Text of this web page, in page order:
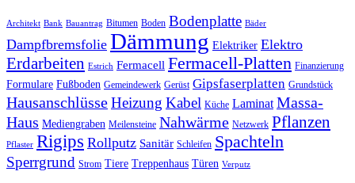
Architekt Bank Bauantrag Bitumen Boden Bodenplatte Bäder
Dampfbremsfolie Dämmung Elektriker Elektro
Erdarbeiten Estrich Fermacell Fermacell-Platten Finanzierung
Formulare Fußboden Gemeindewerk Gerüst Gipsfaserplatten Grundstück
HausanschlüsseHeizung Kabel Küche Laminat Massa-
Haus Mediengraben Meilensteine Nahwärme Netzwerk Pflanzen
Pflaster Rigips Rollputz Sanitär Schleifen Spachteln
Sperrgrund Strom Tiere Treppenhaus Türen Verputz